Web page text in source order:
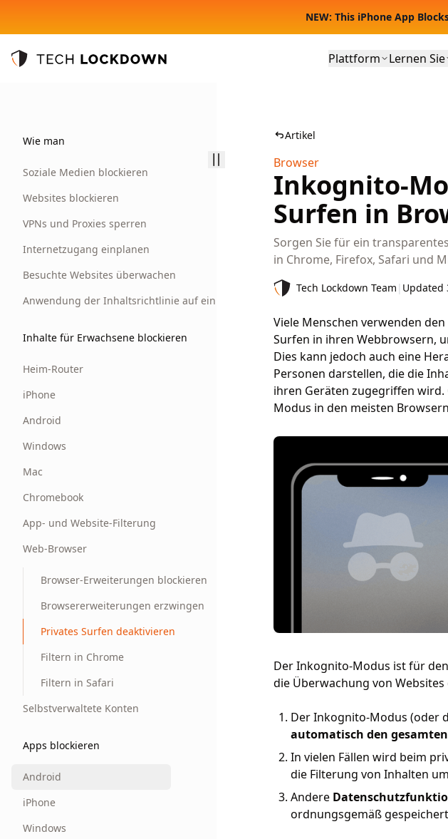
NEW: This iPhone App
Tech Lockdown
Plattform Lernen Sie
Wie man
Soziale Medien blockieren
Websites blockieren
VPNs und Proxies sperren
Internetzugang einplanen
Besuchte Websites überwachen
Anwendung der Inhaltsrichtlinie auf ein VPN
Inhalte für Erwachsene blockieren
Heim-Router
iPhone
Android
Windows
Mac
Chromebook
App- und Website-Filterung
Web-Browser
Browser-Erweiterungen blockieren
Browsererweiterungen erzwingen
Privates Surfen deaktivieren
Filtern in Chrome
Filtern in Safari
Selbstverwaltete Konten
Apps blockieren
Android
iPhone
Windows
Artikel
Browser
Inkognito-
Surfen in
Sorgen Sie für ein
in Chrome, Firefox, Safari und
Tech Lockdown Team | Updated
Viele Menschen verwenden
Surfen in ihren Webbrowsern,
Dies kann jedoch auch eine
Personen darstellen, die die
ihren Geräten zugegriffen
Modus in den meisten
Der Inkognito-Modus ist für
die Überwachung von
Der Inkognito-Modus (oder
automatisch den
In vielen Fällen wird beim
die Filterung von Inhalten
Andere
ordnungsgemäß